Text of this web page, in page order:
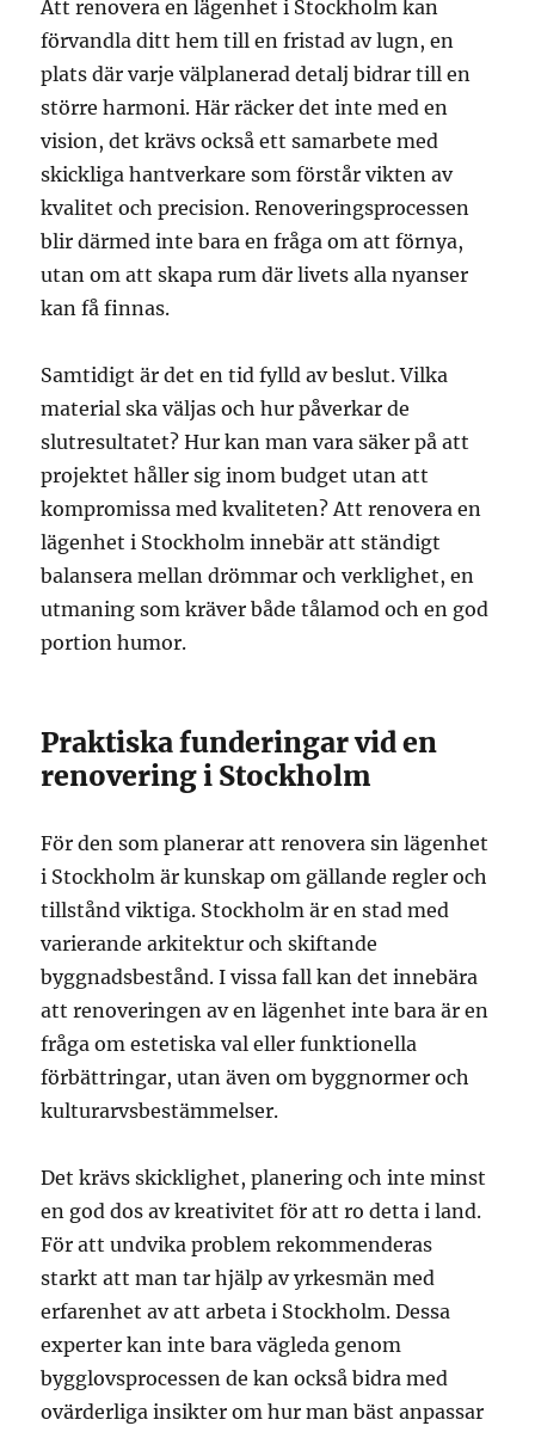
Att renovera en lägenhet i Stockholm kan
förvandla ditt hem till en fristad av lugn, en
plats där varje välplanerad detalj bidrar till en
större harmoni. Här räcker det inte med en
vision, det krävs också ett samarbete med
skickliga hantverkare som förstår vikten av
kvalitet och precision. Renoveringsprocessen
blir därmed inte bara en fråga om att förnya,
utan om att skapa rum där livets alla nyanser
kan få finnas.
Samtidigt är det en tid fylld av beslut. Vilka
material ska väljas och hur påverkar de
slutresultatet? Hur kan man vara säker på att
projektet håller sig inom budget utan att
kompromissa med kvaliteten? Att renovera en
lägenhet i Stockholm innebär att ständigt
balansera mellan drömmar och verklighet, en
utmaning som kräver både tålamod och en god
portion humor.
Praktiska funderingar vid en
renovering i Stockholm
För den som planerar att renovera sin lägenhet
i Stockholm är kunskap om gällande regler och
tillstånd viktiga. Stockholm är en stad med
varierande arkitektur och skiftande
byggnadsbestånd. I vissa fall kan det innebära
att renoveringen av en lägenhet inte bara är en
fråga om estetiska val eller funktionella
förbättringar, utan även om byggnormer och
kulturarvsbestämmelser.
Det krävs skicklighet, planering och inte minst
en god dos av kreativitet för att ro detta i land.
För att undvika problem rekommenderas
starkt att man tar hjälp av yrkesmän med
erfarenhet av att arbeta i Stockholm. Dessa
experter kan inte bara vägleda genom
bygglovsprocessen de kan också bidra med
ovärderliga insikter om hur man bäst anpassar